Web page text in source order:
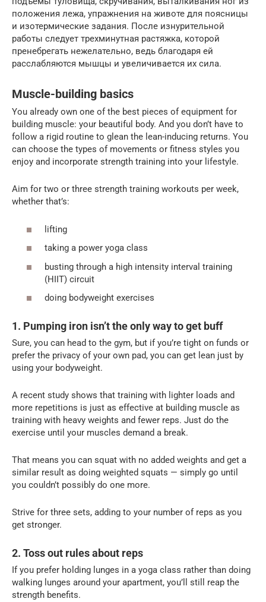
положения лежа, упражнения на животе для поясницы
и изотермические задания. После изнурительной
работы следует трехминутная растяжка, которой
пренебрегать нежелательно, ведь благодаря ей
расслабляются мышцы и увеличивается их сила.
Muscle-building basics
You already own one of the best pieces of equipment for
building muscle: your beautiful body. And you don’t have to
follow a rigid routine to glean the lean-inducing returns. You
can choose the types of movements or fitness styles you
enjoy and incorporate strength training into your lifestyle.
Aim for two or three strength training workouts per week,
whether that’s:
lifting
taking a power yoga class
busting through a high intensity interval training
(HIIT) circuit
doing bodyweight exercises
1. Pumping iron isn’t the only way to get buff
Sure, you can head to the gym, but if you’re tight on funds or
prefer the privacy of your own pad, you can get lean just by
using your bodyweight.
A recent study shows that training with lighter loads and
more repetitions is just as effective at building muscle as
training with heavy weights and fewer reps. Just do the
exercise until your muscles demand a break.
That means you can squat with no added weights and get a
similar result as doing weighted squats — simply go until
you couldn’t possibly do one more.
Strive for three sets, adding to your number of reps as you
get stronger.
2. Toss out rules about reps
If you prefer holding lunges in a yoga class rather than doing
walking lunges around your apartment, you’ll still reap the
strength benefits.